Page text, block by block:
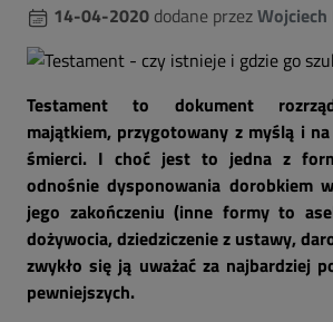
14-04-2020 dodane przezWojciech
Testament to dokument
majątkiem, przygotowany z myślą i
śmierci. I choć jest to jedna z
odnośnie dysponowania dorobkiem
jego zakończeniu (inne formy to
dożywocia, dziedziczenie z ustawy,
zwykło się ją uważać za najbardziej
pewniejszych.